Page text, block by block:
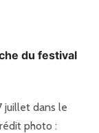
du festival
juillet dans le
photo :